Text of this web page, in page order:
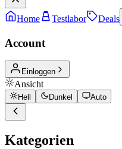
Home Testlabor Deals
Account
Einloggen
Ansicht
Hell Dunkel Auto
Kategorien